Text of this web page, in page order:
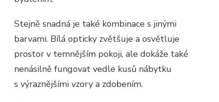
Stejně snadná je také kombinace s jinými
barvami. Bílá opticky zvětšuje a osvětluje
prostor v temnějším pokoji, ale dokáže také
nenásilně fungovat vedle kusů nábytku
s výraznějšími vzory a zdobením.